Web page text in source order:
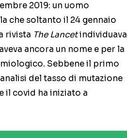
2019: un uomo
che soltanto il 24 gennaio
rivista The Lancetindividuava
ancora un nome e per la
Sebbene il primo
del tasso di mutazione
il covid ha iniziato a